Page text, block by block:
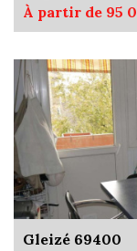
À partir de 95
Gleizé 69400